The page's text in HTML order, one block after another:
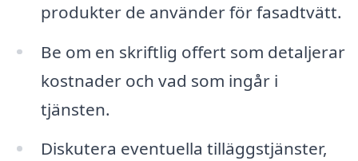
produkter de använder för fasadtvätt.
Be om en skriftlig offert som detaljerar
kostnader och vad som ingår i
tjänsten.
Diskutera eventuella tilläggstjänster,